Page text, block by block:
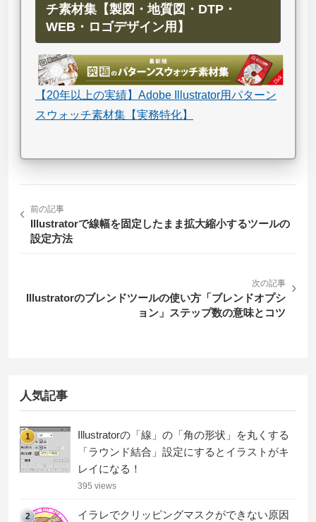
チ素材集【製図・地質図・DTP・
WEB・ロゴデザイン用】
【20年以上の実績】Adobe Illustrator用パターン
スウォッチ素材集【実務特化】
‹ 前の記事
Illustratorで線幅を固定したまま拡大縮小するツールの
設定方法
次の記事
Illustratorのブレンドツールの使い方「ブレンドオプシ
ョン」ステップ数の意味とコツ
›
人気記事
1
Illustratorの「線」の「角の形状」を丸くする
「ラウンド結合」設定にするとイラストがキ
レイになる！
395 views
2
イラレでクリッピングマスクができない原因